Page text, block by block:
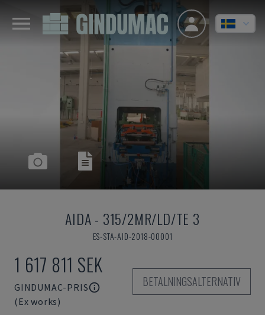
AIDA- 315/2MR/LD/TE 3
ES-STA-AID-2018-00001
1 617 811 SEK
GINDUMAC-PRIS
(Ex works)
BETALNINGSALTERNATIV